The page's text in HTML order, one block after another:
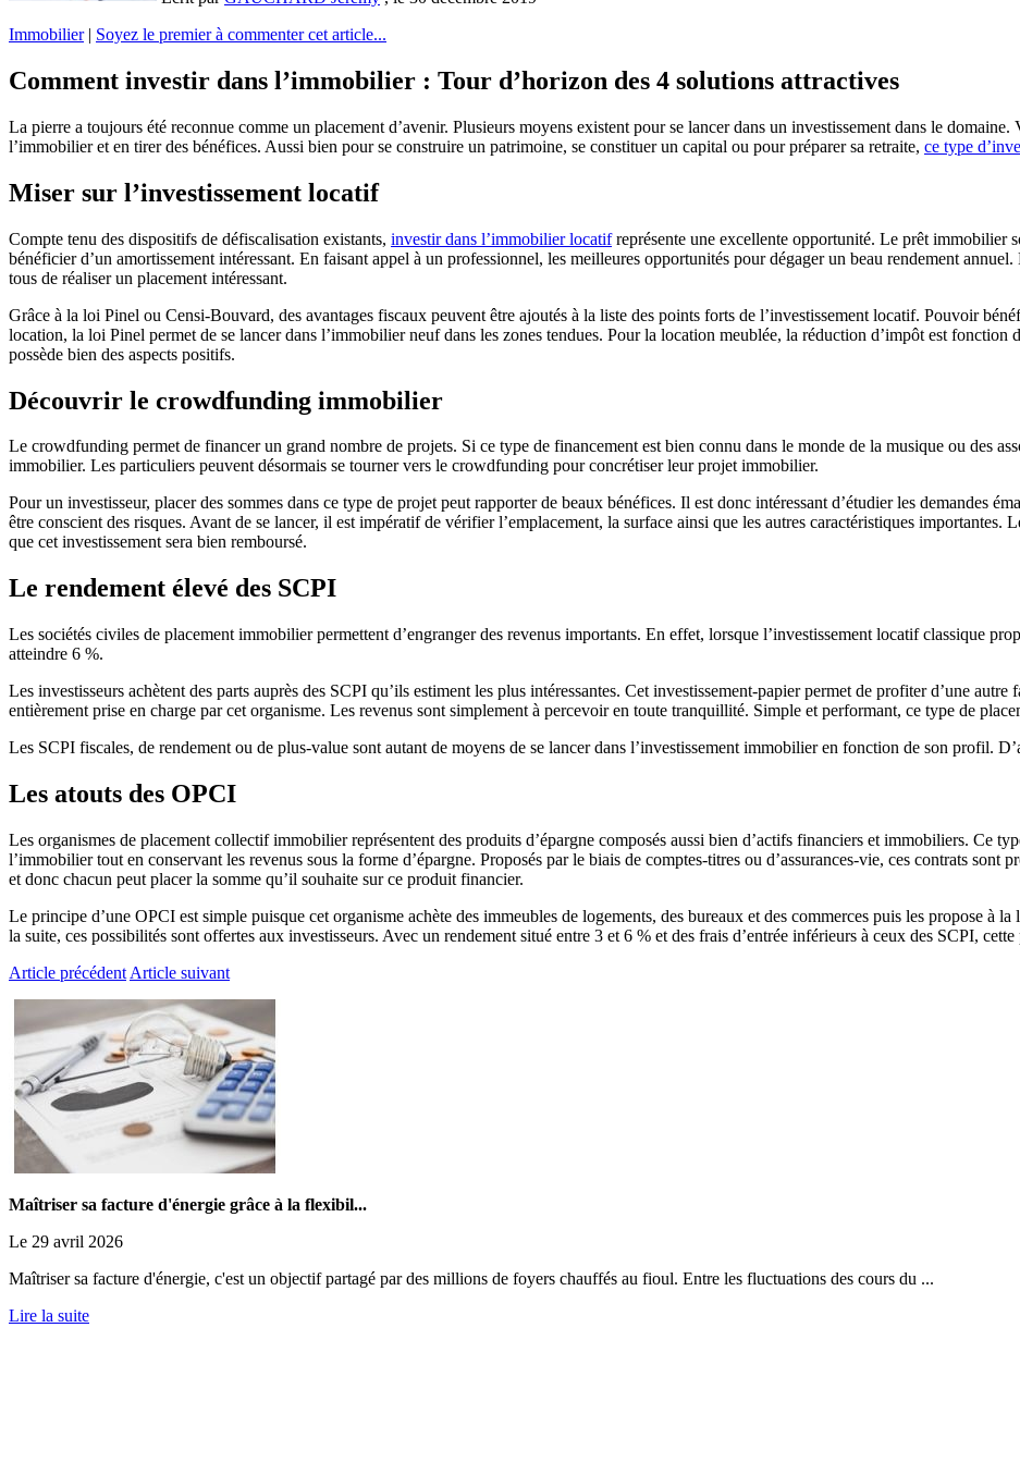
Immobilier| Soyez le premier à commenter cet article...
Comment investir dans l’immobilier : Tour d’horizon des 4 solutions attractives
La pierre a toujours été reconnue comme un placement d’avenir. Plusieurs moyens existent pour se lancer dans un investissement dans le
l’immobilier et en tirer des bénéfices. Aussi bien pour se construire un patrimoine, se constituer un capital ou pour préparer sa retraite, ce type
Miser sur l’investissement locatif
Compte tenu des dispositifs de défiscalisation existants, investir dans l’immobilier locatifreprésente une excellente opportunité. Le prêt immobilier
bénéficier d’un amortissement intéressant. En faisant appel à un professionnel, les meilleures opportunités pour dégager un beau rendement
tous de réaliser un placement intéressant.
Grâce à la loi Pinel ou Censi-Bouvard, des avantages fiscaux peuvent être ajoutés à la liste des points forts de l’investissement locatif. Pouvoir
location, la loi Pinel permet de se lancer dans l’immobilier neuf dans les zones tendues. Pour la location meublée, la réduction d’impôt est fonction
possède bien des aspects positifs.
Découvrir le crowdfunding immobilier
Le crowdfunding permet de financer un grand nombre de projets. Si ce type de financement est bien connu dans le monde de la musique ou des
immobilier. Les particuliers peuvent désormais se tourner vers le crowdfunding pour concrétiser leur projet immobilier.
Pour un investisseur, placer des sommes dans ce type de projet peut rapporter de beaux bénéfices. Il est donc intéressant d’étudier les demandes
être conscient des risques. Avant de se lancer, il est impératif de vérifier l’emplacement, la surface ainsi que les autres caractéristiques importantes.
que cet investissement sera bien remboursé.
Le rendement élevé des SCPI
Les sociétés civiles de placement immobilier permettent d’engranger des revenus importants. En effet, lorsque l’investissement locatif classique
atteindre 6 %.
Les investisseurs achètent des parts auprès des SCPI qu’ils estiment les plus intéressantes. Cet investissement-papier permet de profiter d’une
entièrement prise en charge par cet organisme. Les revenus sont simplement à percevoir en toute tranquillité. Simple et performant, ce type de
Les SCPI fiscales, de rendement ou de plus-value sont autant de moyens de se lancer dans l’investissement immobilier en fonction de son profil.
Les atouts des OPCI
Les organismes de placement collectif immobilier représentent des produits d’épargne composés aussi bien d’actifs financiers et immobiliers. Ce
l’immobilier tout en conservant les revenus sous la forme d’épargne. Proposés par le biais de comptes-titres ou d’assurances-vie, ces contrats sont
et donc chacun peut placer la somme qu’il souhaite sur ce produit financier.
Le principe d’une OPCI est simple puisque cet organisme achète des immeubles de logements, des bureaux et des commerces puis les propose à
la suite, ces possibilités sont offertes aux investisseurs. Avec un rendement situé entre 3 et 6 % et des frais d’entrée inférieurs à ceux des SCPI, cette
Article précédent Article suivant
Maîtriser sa facture d'énergie grâce à la flexibil...
Le 29 avril 2026
Maîtriser sa facture d'énergie, c'est un objectif partagé par des millions de foyers chauffés au fioul. Entre les fluctuations des cours du ...
Lire la suite